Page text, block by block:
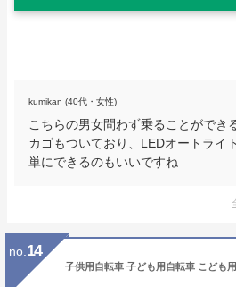
kumikan (40代・女性)
こちらの男女問わず乗ることができ
カゴもついており、LEDオートライ
単にできるのもいいですね
no. 14